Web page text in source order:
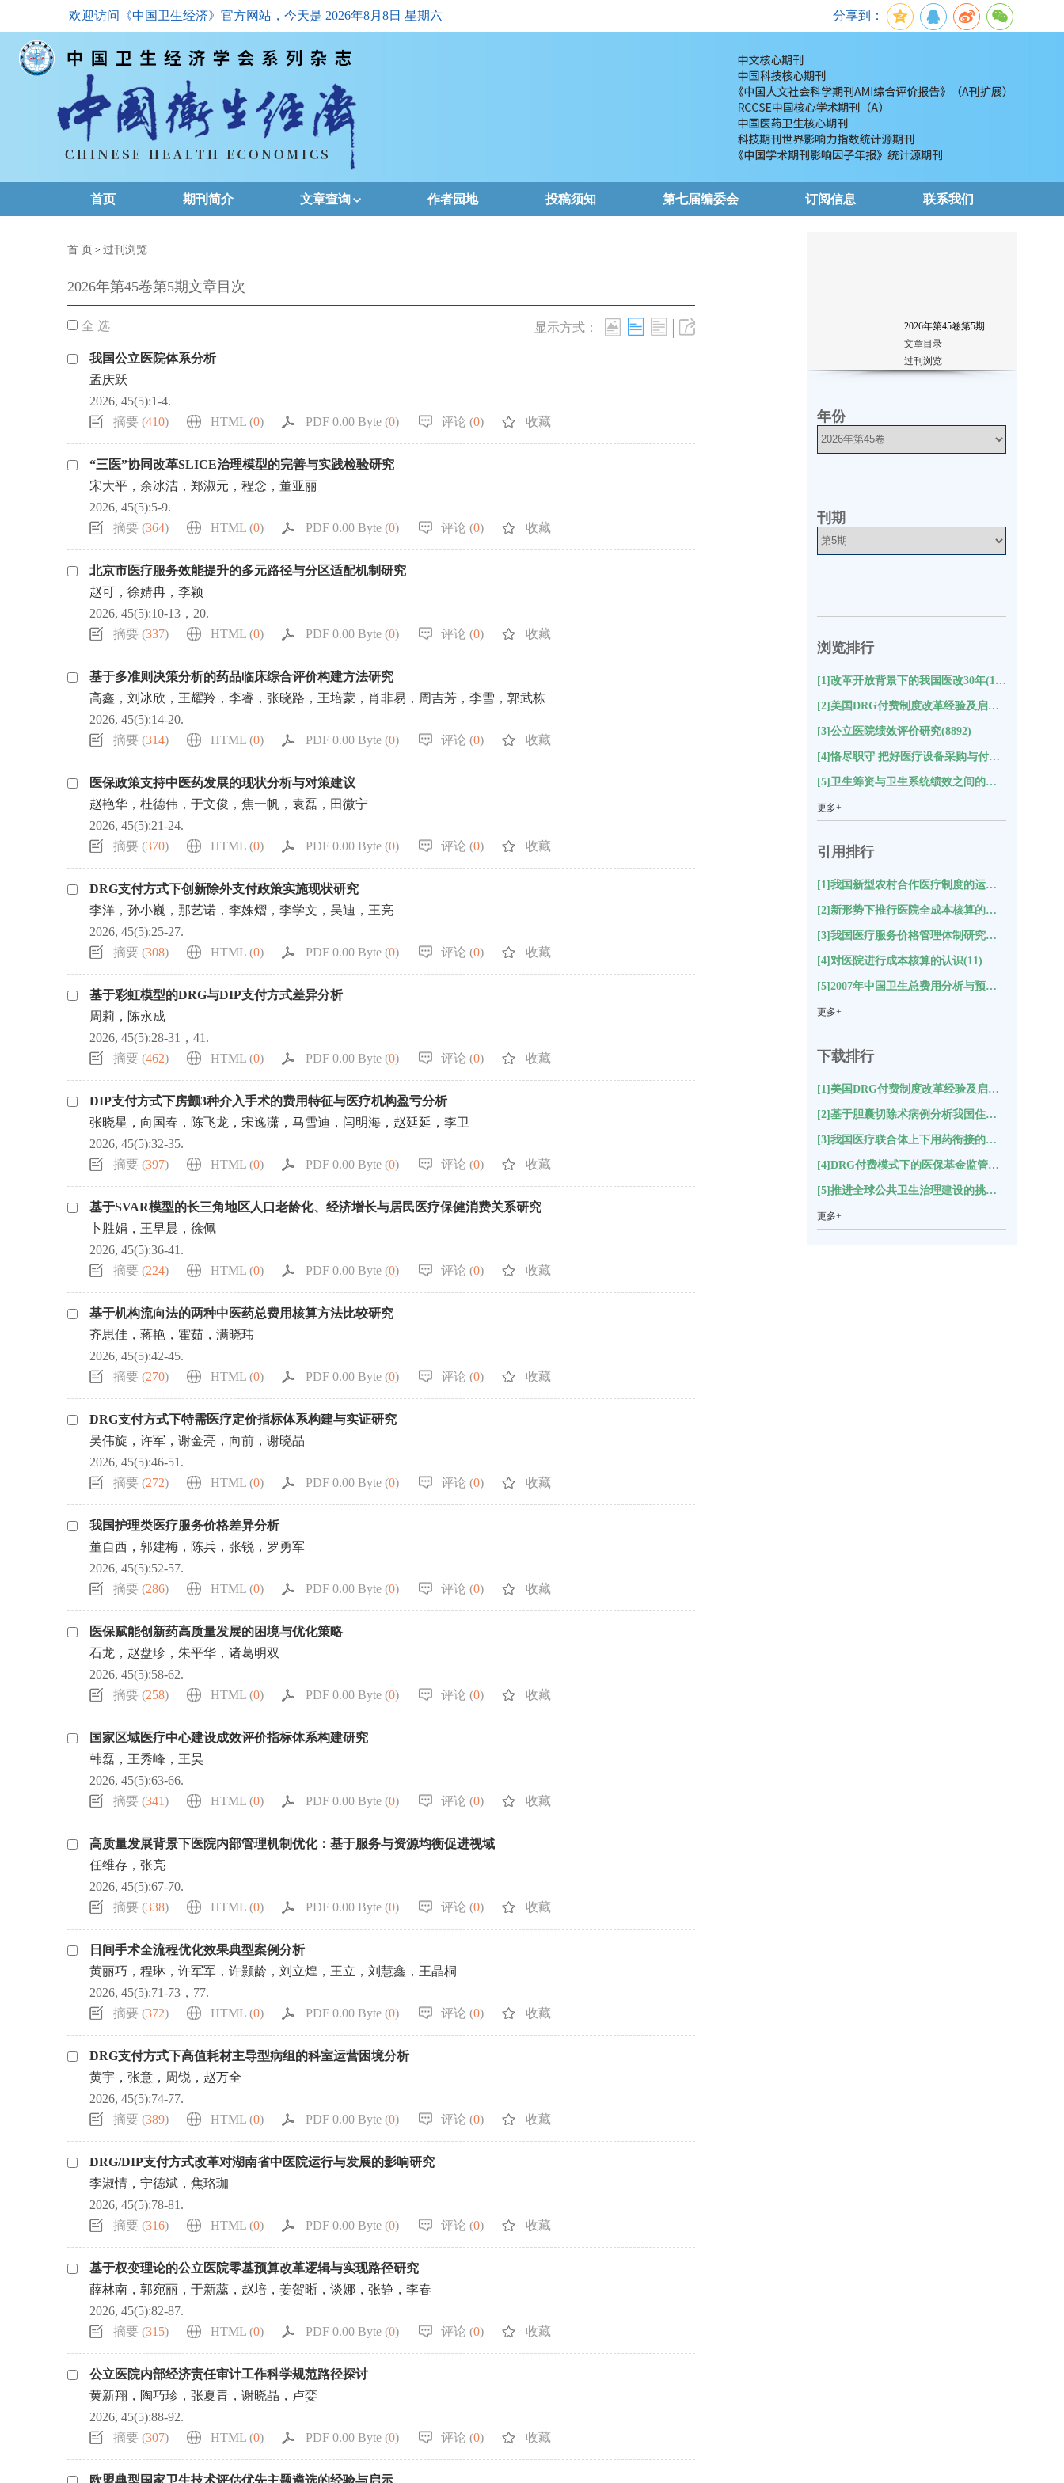
欢迎访问《中国卫生经济》官方网站，今天是 2026年8月8日 星期六 分享到：
首页 期刊简介 文章查询
高级查询
作者园地 投稿须知 第七届编委会 订阅信息 联系我们
首 页 > 过刊浏览
2026年第45卷第5期文章目次
全 选 显示方式： |
我国公立医院体系分析
孟庆跃
2026, 45(5):1-4.
摘要 (410) HTML (0) PDF 0.00 Byte (0) 评论 (0) 收藏
“三医”协同改革SLICE治理模型的完善与实践检验研究
宋大平，余冰洁，郑淑元，程念，董亚丽
2026, 45(5):5-9.
摘要 (364) HTML (0) PDF 0.00 Byte (0) 评论 (0) 收藏
北京市医疗服务效能提升的多元路径与分区适配机制研究
赵可，徐婧冉，李颖
2026, 45(5):10-13，20.
摘要 (337) HTML (0) PDF 0.00 Byte (0) 评论 (0) 收藏
基于多准则决策分析的药品临床综合评价构建方法研究
高鑫，刘冰欣，王耀羚，李睿，张晓路，王培蒙，肖非易，周吉芳，李雪，郭武栋
2026, 45(5):14-20.
摘要 (314) HTML (0) PDF 0.00 Byte (0) 评论 (0) 收藏
医保政策支持中医药发展的现状分析与对策建议
赵艳华，杜德伟，于文俊，焦一帆，袁磊，田微宁
2026, 45(5):21-24.
摘要 (370) HTML (0) PDF 0.00 Byte (0) 评论 (0) 收藏
DRG支付方式下创新除外支付政策实施现状研究
李洋，孙小巍，那艺诺，李姝熠，李学文，吴迪，王亮
2026, 45(5):25-27.
摘要 (308) HTML (0) PDF 0.00 Byte (0) 评论 (0) 收藏
基于彩虹模型的DRG与DIP支付方式差异分析
周莉，陈永成
2026, 45(5):28-31，41.
摘要 (462) HTML (0) PDF 0.00 Byte (0) 评论 (0) 收藏
DIP支付方式下房颤3种介入手术的费用特征与医疗机构盈亏分析
张晓星，向国春，陈飞龙，宋逸潇，马雪迪，闫明海，赵延延，李卫
2026, 45(5):32-35.
摘要 (397) HTML (0) PDF 0.00 Byte (0) 评论 (0) 收藏
基于SVAR模型的长三角地区人口老龄化、经济增长与居民医疗保健消费关系研究
卜胜娟，王早晨，徐佩
2026, 45(5):36-41.
摘要 (224) HTML (0) PDF 0.00 Byte (0) 评论 (0) 收藏
基于机构流向法的两种中医药总费用核算方法比较研究
齐思佳，蒋艳，霍茹，满晓玮
2026, 45(5):42-45.
摘要 (270) HTML (0) PDF 0.00 Byte (0) 评论 (0) 收藏
DRG支付方式下特需医疗定价指标体系构建与实证研究
吴伟旋，许军，谢金亮，向前，谢晓晶
2026, 45(5):46-51.
摘要 (272) HTML (0) PDF 0.00 Byte (0) 评论 (0) 收藏
我国护理类医疗服务价格差异分析
董自西，郭建梅，陈兵，张锐，罗勇军
2026, 45(5):52-57.
摘要 (286) HTML (0) PDF 0.00 Byte (0) 评论 (0) 收藏
医保赋能创新药高质量发展的困境与优化策略
石龙，赵盘珍，朱平华，诸葛明双
2026, 45(5):58-62.
摘要 (258) HTML (0) PDF 0.00 Byte (0) 评论 (0) 收藏
国家区域医疗中心建设成效评价指标体系构建研究
韩磊，王秀峰，王昊
2026, 45(5):63-66.
摘要 (341) HTML (0) PDF 0.00 Byte (0) 评论 (0) 收藏
高质量发展背景下医院内部管理机制优化：基于服务与资源均衡促进视域
任维存，张亮
2026, 45(5):67-70.
摘要 (338) HTML (0) PDF 0.00 Byte (0) 评论 (0) 收藏
日间手术全流程优化效果典型案例分析
黄丽巧，程琳，许军军，许颢龄，刘立煌，王立，刘慧鑫，王晶桐
2026, 45(5):71-73，77.
摘要 (372) HTML (0) PDF 0.00 Byte (0) 评论 (0) 收藏
DRG支付方式下高值耗材主导型病组的科室运营困境分析
黄宇，张意，周锐，赵万全
2026, 45(5):74-77.
摘要 (389) HTML (0) PDF 0.00 Byte (0) 评论 (0) 收藏
DRG/DIP支付方式改革对湖南省中医院运行与发展的影响研究
李淑情，宁德斌，焦珞珈
2026, 45(5):78-81.
摘要 (316) HTML (0) PDF 0.00 Byte (0) 评论 (0) 收藏
基于权变理论的公立医院零基预算改革逻辑与实现路径研究
薛林南，郭宛丽，于新蕊，赵培，姜贺晰，谈娜，张静，李春
2026, 45(5):82-87.
摘要 (315) HTML (0) PDF 0.00 Byte (0) 评论 (0) 收藏
公立医院内部经济责任审计工作科学规范路径探讨
黄新翔，陶巧珍，张夏青，谢晓晶，卢娈
2026, 45(5):88-92.
摘要 (307) HTML (0) PDF 0.00 Byte (0) 评论 (0) 收藏
欧盟典型国家卫生技术评估优先主题遴选的经验与启示
2026年第45卷第5期
文章目录
过刊浏览
年份
刊期
浏览排行
[1]改革开放背景下的我国医改30年(10221)
[2]美国DRG付费制度改革经验及启示(9435)
[3]公立医院绩效评价研究(8892)
[4]恪尽职守 把好医疗设备采购与付款关(8653)
[5]卫生筹资与卫生系统绩效之间的关系及对中国的启示研究(8589)
更多+
引用排行
[1]我国新型农村合作医疗制度的运行状况与评价分析(18)
[2]新形势下推行医院全成本核算的思考(17)
[3]我国医疗服务价格管理体制研究综述(12)
[4]对医院进行成本核算的认识(11)
[5]2007年中国卫生总费用分析与预测(11)
更多+
下载排行
[1]美国DRG付费制度改革经验及启示(17443)
[2]基于胆囊切除术病例分析我国住院结构变化(11148)
[3]我国医疗联合体上下用药衔接的困境分析及对策建议*(5514)
[4]DRG付费模式下的医保基金监管指标体系构建(5311)
[5]推进全球公共卫生治理建设的挑战与思考(5240)
更多+